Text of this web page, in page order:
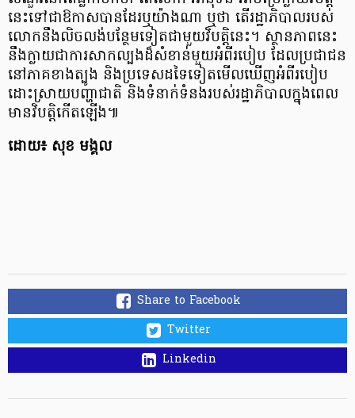
នេះទៅជាឱកាសបានដែរឬយ៉ាងណា ឬថា តើរដ្ឋាភិបាលរបស់
លោកនឹងលិចលង់បន្ថែមទៀតជាមួយវិបត្តិនេះ។ ស្ថានភាពនេះ
នឹងក្លាយជាការសាកល្បងដ៏សំខាន់មួយអំពីរបៀប ដែលប្រជាជន
នៅភាគខាងត្បូង និងប្រទេសដទៃទៀតមើលឃើញអំពីរបៀប
ដោះស្រាយបញ្ហាជាតិ និងទំនាក់ទំនងរបស់រដ្ឋាភិបាលក្នុងពេល
មានវិបត្តិកើតឡើង៕
ដោយ៖ សុខ មង្គល
Share to Facebook
Twitter
Linkedin